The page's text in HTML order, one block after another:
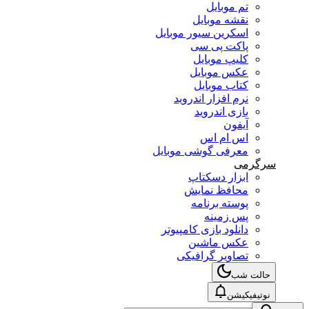
تم موبایل
نقشه موبایل
اسکرین سیور موبایل
پاکت پی سی
کلیپ موبایل
عکس موبایل
کتاب موبایل
نرم افزار اندروید
بازی اندروید
آیفون
اس ام اس
معرفی گوشی موبایل
سرگرمی
ابزار دسکتاپ
محافظ نمایش
پوسته برنامه
پس زمینه
دانلود بازی کامپیوتر
عکس ماشین
تصاویر گرافیکی
حالت شب
نوتیفیکیشن